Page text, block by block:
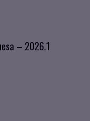
– 2026.1